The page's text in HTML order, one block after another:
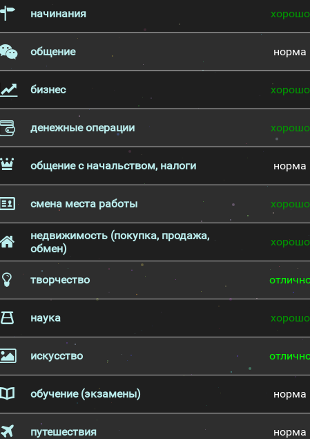
начинания хорошо
общение норма
бизнес хорошо
денежные операции хорошо
общение с начальством, налоги норма
смена места работы хорошо
недвижимость (покупка, продажа,
обмен)
хорошо
творчество
наука хорошо
искусство
обучение (экзамены) норма
путешествия норма